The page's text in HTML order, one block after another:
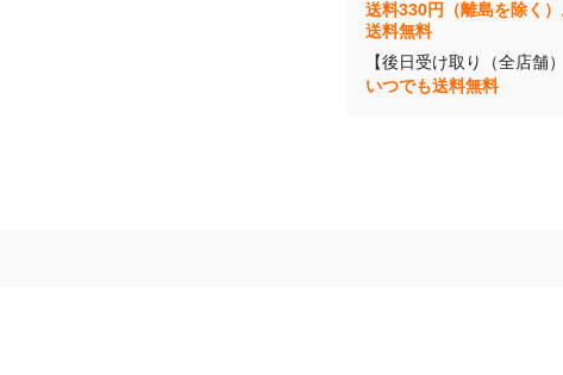
送料330円（離島を除く
【後日受け取り（全店舗）